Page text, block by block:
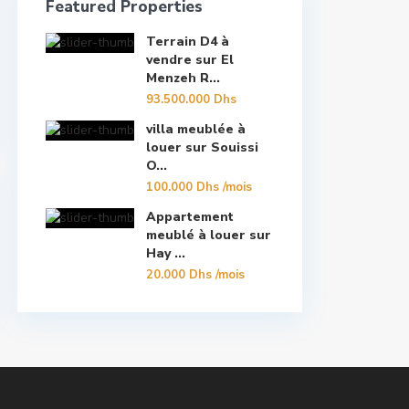
Featured Properties
Terrain D4 à
vendre sur El
Menzeh R...
93.500.000 Dhs
villa meublée à
louer sur Souissi
O...
100.000 Dhs/mois
Appartement
meublé à louer sur
Hay ...
20.000 Dhs/mois